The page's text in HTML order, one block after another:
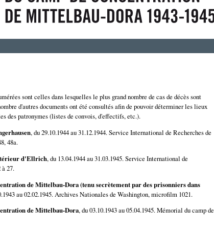
sont celles dans lesquelles le plus grand nombre de cas de décès sont
d'autres documents ont été consultés afin de pouvoir déterminer les lieux
des patronymes (listes de convois, d'effectifs, etc.).
, du 29.10.1944 au 31.12.1944. Service International de Recherches de
48a.
d'Ellrich, du 13.04.1944 au 31.03.1945. Service International de
27.
de Mittelbau-Dora (tenu secrètement par des prisonniers dans
au 02.02.1945. Archives Nationales de Washington, microfilm 1021.
de Mittelbau-Dora, du 03.10.1943 au 05.04.1945. Mémorial du camp de